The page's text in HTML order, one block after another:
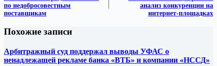
по недобросовестным
поставщикам
анализ конкуренции на
интернет-площадках
Похожие записи
Арбитражный суд поддержал выводы УФАС о
ненадлежащей рекламе банка «ВТБ» и компании «НССД»